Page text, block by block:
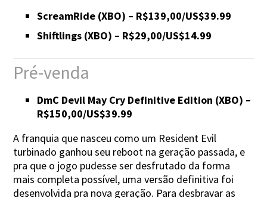
ScreamRide (XBO) – R$139,00/US$39.99
Shiftlings (XBO) – R$29,00/US$14.99
Pré-venda
DmC Devil May Cry Definitive Edition (XBO) –
R$150,00/US$39.99
A franquia que nasceu como um Resident Evil
turbinado ganhou seu reboot na geração passada, e
pra que o jogo pudesse ser desfrutado da forma
mais completa possível, uma versão definitiva foi
desenvolvida pra nova geração. Para desbravar as